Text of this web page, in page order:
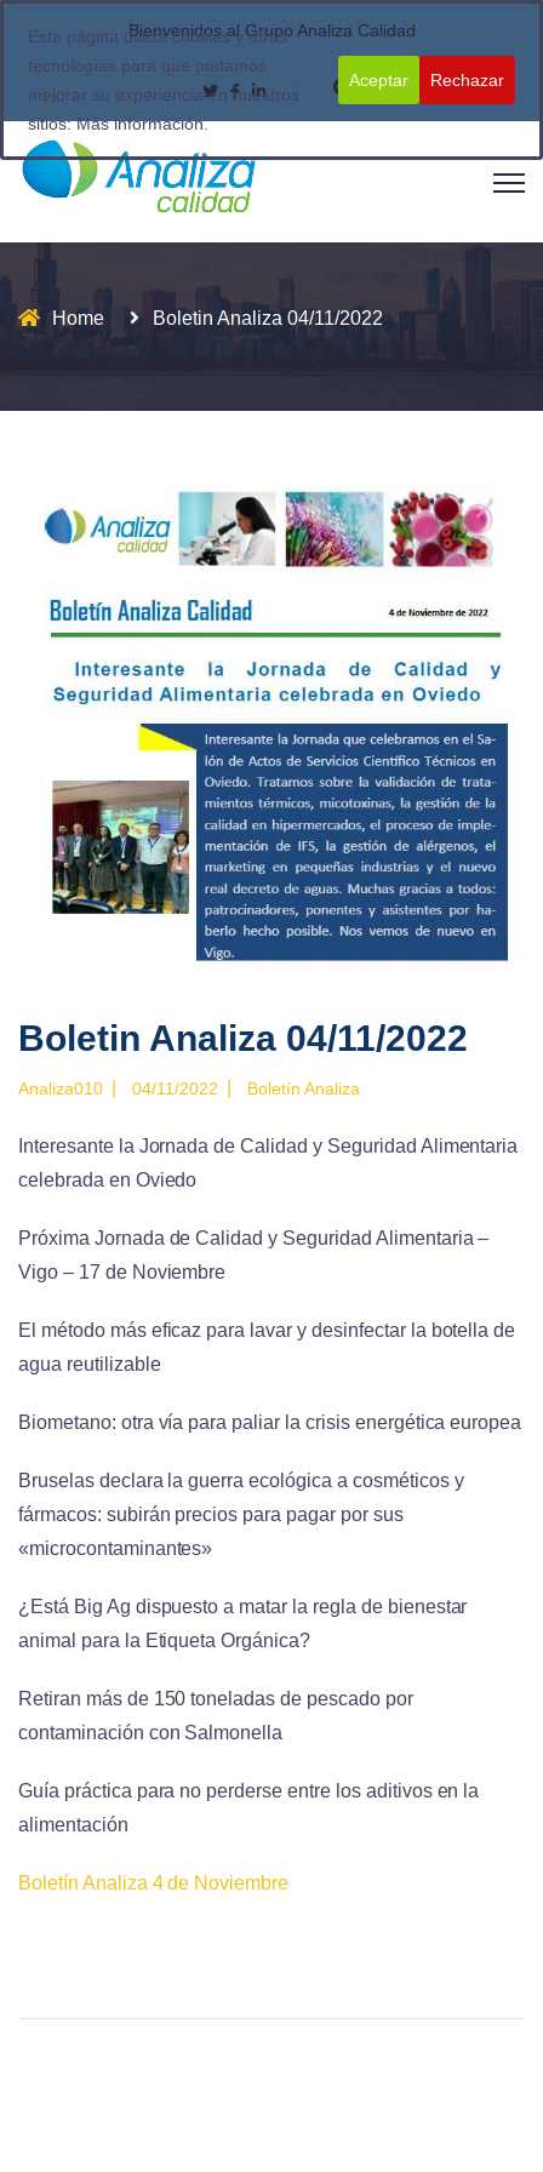
Bienvenidos al Grupo Analiza Calidad
Home Boletin Analiza 04/11/2022
Boletin Analiza 04/11/2022
Analiza010 04/11/2022 Boletín Analiza
Interesante la Jornada de Calidad y Seguridad Alimentaria
celebrada en Oviedo
Próxima Jornada de Calidad y Seguridad Alimentaria –
Vigo – 17 de Noviembre
El método más eficaz para lavar y desinfectar la botella de
agua reutilizable
Biometano: otra vía para paliar la crisis energética europea
Bruselas declara la guerra ecológica a cosméticos y
fármacos: subirán precios para pagar por sus
«microcontaminantes»
¿Está Big Ag dispuesto a matar la regla de bienestar
animal para la Etiqueta Orgánica?
Retiran más de 150 toneladas de pescado por
contaminación con Salmonella
Guía práctica para no perderse entre los aditivos en la
alimentación
Boletín Analiza 4 de Noviembre
Esta página utiliza cookies y otras
tecnologías para que podamos
mejorar su experiencia en nuestros
sitios:Más información.
Aceptar Rechazar